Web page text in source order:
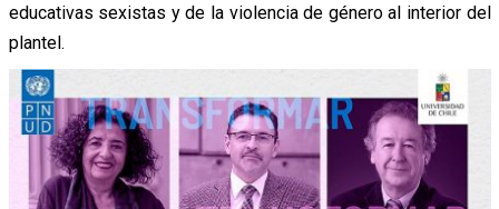
educativas sexistas y de la violencia de género al interior del
plantel.